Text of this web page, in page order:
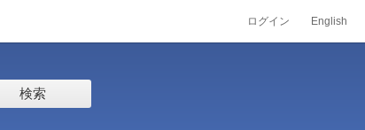
ログイン English
検索